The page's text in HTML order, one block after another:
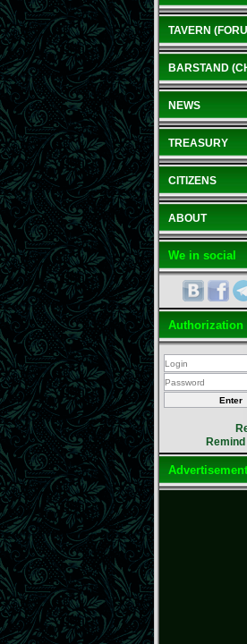
TAVERN
BARSTAND
NEWS
TREASURY
CITIZENS
ABOUT
We in social
Authorization
Advertisement